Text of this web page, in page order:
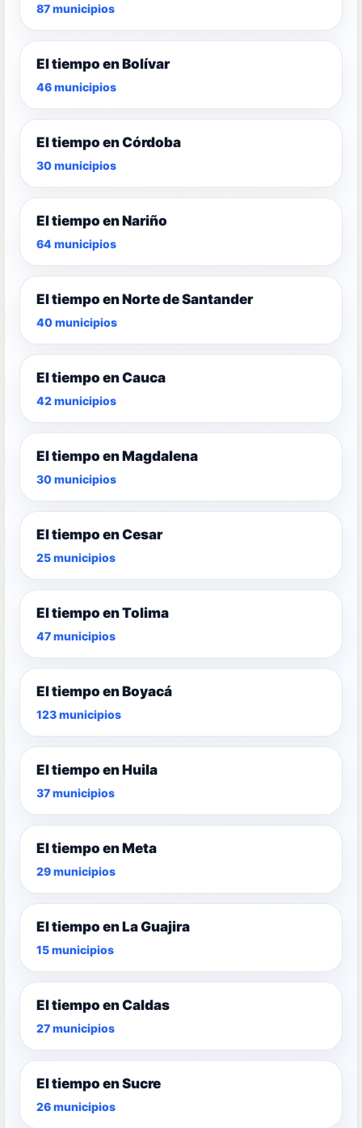
87 municipios
El tiempo en Bolívar
46 municipios
El tiempo en Córdoba
30 municipios
El tiempo en Nariño
64 municipios
El tiempo en Norte de Santander
40 municipios
El tiempo en Cauca
42 municipios
El tiempo en Magdalena
30 municipios
El tiempo en Cesar
25 municipios
El tiempo en Tolima
47 municipios
El tiempo en Boyacá
123 municipios
El tiempo en Huila
37 municipios
El tiempo en Meta
29 municipios
El tiempo en La Guajira
15 municipios
El tiempo en Caldas
27 municipios
El tiempo en Sucre
26 municipios